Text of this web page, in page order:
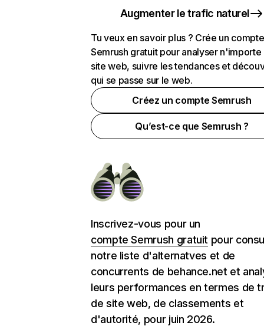
Augmenter le trafic naturel
Tu veux en savoir plus ? Crée un compte
Semrush gratuit pour analyser n'importe
site web, suivre les tendances et
qui se passe sur le web.
Créez un compte Semrush
Qu’est-ce que Semrush ?
Inscrivez-vous pour un
compte Semrush gratuit pour
notre liste d'alternatves et de
concurrents de behance.net et
leurs performances en termes de
de site web, de classements et
d'autorité, pour juin 2026.